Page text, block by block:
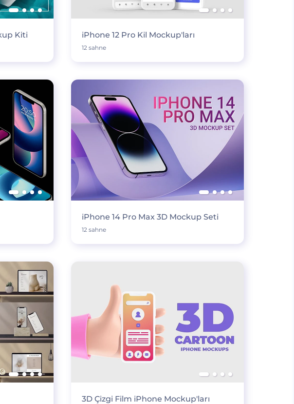
Kiti iPhone 12 Pro Kil Mockup'ları
12 sahne
iPhone 14 Pro Max 3D Mockup Seti
12 sahne
3D Çizgi Film iPhone Mockup'ları